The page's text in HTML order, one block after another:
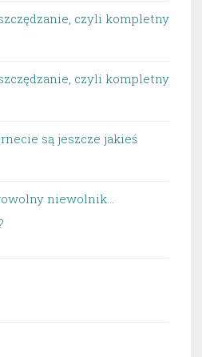
czyli kompletny
czyli kompletny
są jeszcze jakieś
niewolnik…